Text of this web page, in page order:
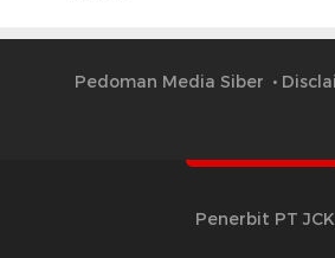
Pedoman Media Siber
Penerbit PT JCK